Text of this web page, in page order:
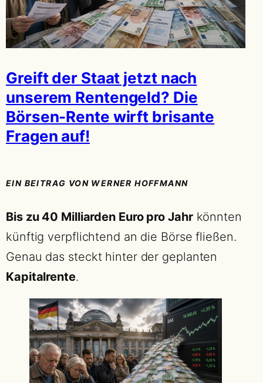
Greift der Staat jetzt nach
unserem Rentengeld? Die
Börsen-Rente wirft brisante
Fragen auf!
EIN BEITRAG VON WERNER HOFFMANN
Bis zu 40 Milliarden Euro pro Jahrkönnten
künftig verpflichtend an die Börse fließen.
Genau das steckt hinter der geplanten
Kapitalrente.